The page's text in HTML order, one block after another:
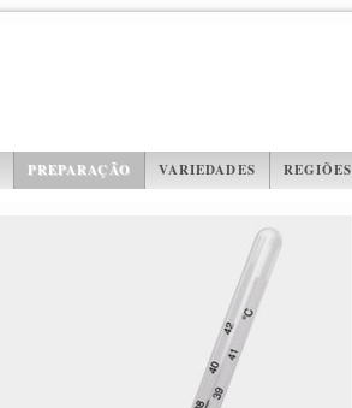
PREPARAÇÃO VARIEDADES REGIÕES